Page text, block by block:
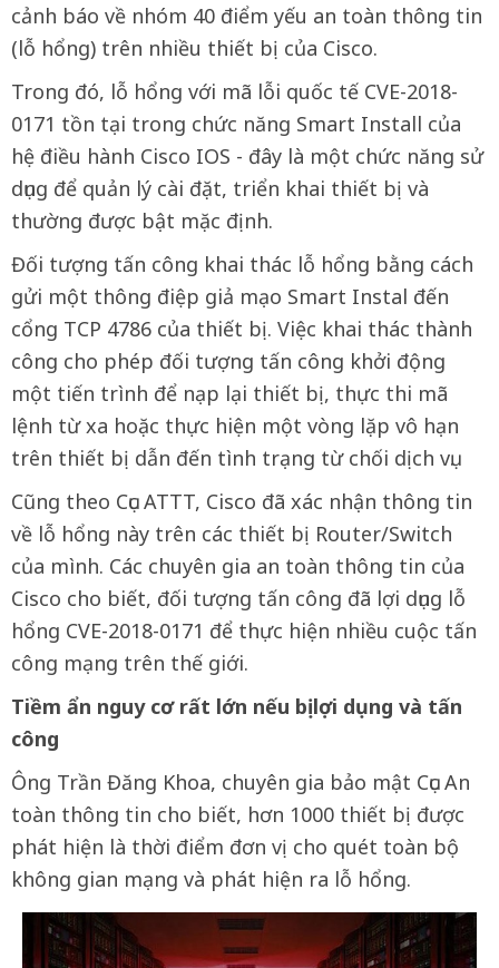
cảnh báo về nhóm 40 điểm yếu an toàn thông tin
(lỗ hổng) trên nhiều thiết bị của Cisco.
Trong đó, lỗ hổng với mã lỗi quốc tế CVE-2018-
0171 tồn tại trong chức năng Smart Install của
hệ điều hành Cisco IOS - đây là một chức năng sử
dụng để quản lý cài đặt, triển khai thiết bị và
thường được bật mặc định.
Đối tượng tấn công khai thác lỗ hổng bằng cách
gửi một thông điệp giả mạo Smart Instal đến
cổng TCP 4786 của thiết bị. Việc khai thác thành
công cho phép đối tượng tấn công khởi động
một tiến trình để nạp lại thiết bị, thực thi mã
lệnh từ xa hoặc thực hiện một vòng lặp vô hạn
trên thiết bị dẫn đến tình trạng từ chối dịch vụ.
Cũng theo Cục ATTT, Cisco đã xác nhận thông tin
về lỗ hổng này trên các thiết bị Router/Switch
của mình. Các chuyên gia an toàn thông tin của
Cisco cho biết, đối tượng tấn công đã lợi dụng lỗ
hổng CVE-2018-0171 để thực hiện nhiều cuộc tấn
công mạng trên thế giới.
Tiềm ẩn nguy cơ rất lớn nếu bị lợi dụng và tấn
công
Ông Trần Đăng Khoa, chuyên gia bảo mật Cục An
toàn thông tin cho biết, hơn 1000 thiết bị được
phát hiện là thời điểm đơn vị cho quét toàn bộ
không gian mạng và phát hiện ra lỗ hổng.